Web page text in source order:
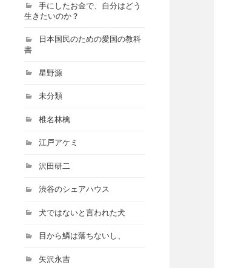
手にしたお金で、自分はどう
生きたいのか？
日本国民のための愛国の教科
書
星野源
未分類
椎名林檎
江戸アケミ
沢田研二
渋谷のシェアハウス
犬ではないと言われた犬
目から鱗は落ちないし、
矢沢永吉